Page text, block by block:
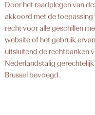
Door het raadplegen van
akkoord met de toepassing
recht voor alle geschillen
website of het gebruik
uitsluitend de rechtbanken
Nederlandstalig
Brussel bevoegd.